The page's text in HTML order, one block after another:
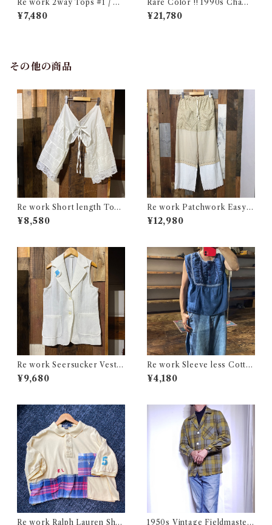
Re work 2way Tops #1 / リ
ワーク 2way トップス 古着
¥7,480
Rare Color !! 1990s Champ
ion Reverse Weave Charco
al Gray Size M / チャンピオ
¥21,780
その他の商品
Re work Short length Tops
/ リワーク ショート丈 ボレロ
シャツ 古着
¥8,580
Re work Patchwork Easy P
ants / リワーク パッチワーク
イージー パンツ 古着
¥12,980
Re work Seersucker Vest /
リワーク シアサッカー ベスト
古着
¥9,680
Re work Sleeve less Cotto
n Shirt / リワーク スリーブレ
ス コットン シャツ 古着
¥4,180
Re work Ralph Lauren Shor 1950s Vintage Fieldmaster